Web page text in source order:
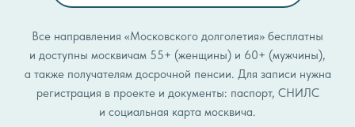
Все направления «Московского долголетия» бесплатны
и доступны москвичам 55+ (женщины) и 60+ (мужчины),
а также получателям досрочной пенсии. Для записи нужна
регистрация в проекте и документы: паспорт, СНИЛС
и социальная карта москвича.